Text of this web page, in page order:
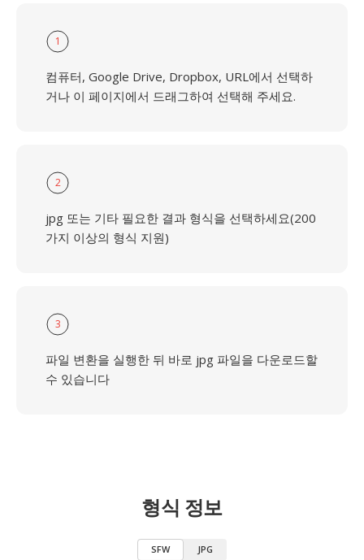
1
컴퓨터, Google Drive, Dropbox, URL에서 선택하
거나 이 페이지에서 드래그하여 선택해 주세요.
2
jpg 또는 기타 필요한 결과 형식을 선택하세요(200
가지 이상의 형식 지원)
3
파일 변환을 실행한 뒤 바로 jpg 파일을 다운로드할
수 있습니다
형식 정보
SFW JPG